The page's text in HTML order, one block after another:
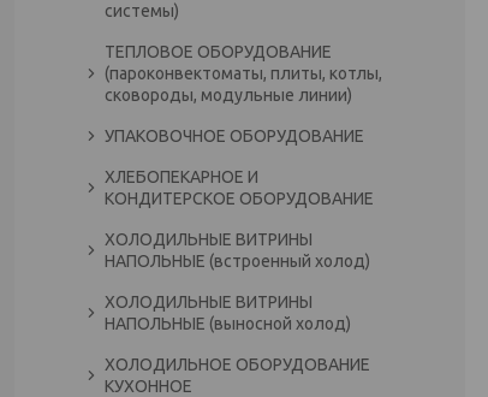
системы)
ТЕПЛОВОЕ ОБОРУДОВАНИЕ
(пароконвектоматы, плиты, котлы,
сковороды, модульные линии)
УПАКОВОЧНОЕ ОБОРУДОВАНИЕ
ХЛЕБОПЕКАРНОЕ И
КОНДИТЕРСКОЕ ОБОРУДОВАНИЕ
ХОЛОДИЛЬНЫЕ ВИТРИНЫ
НАПОЛЬНЫЕ (встроенный холод)
ХОЛОДИЛЬНЫЕ ВИТРИНЫ
НАПОЛЬНЫЕ (выносной холод)
ХОЛОДИЛЬНОЕ ОБОРУДОВАНИЕ
КУХОННОЕ